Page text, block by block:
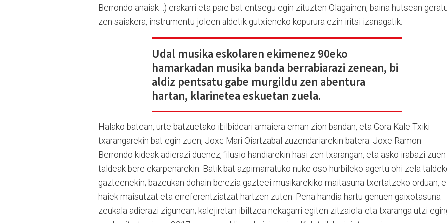
Berrondo anaiak…) erakarri eta pare bat entsegu egin zituzten Olagainen, baina hutsean geratu
zen saiakera, instrumentu joleen aldetik gutxieneko kopurura ezin iritsi izanagatik.
Udal musika eskolaren ekimenez 90eko
hamarkadan musika banda berrabiarazi zenean, bi
aldiz pentsatu gabe murgildu zen abentura
hartan, klarinetea eskuetan zuela.
Halako batean, urte batzuetako ibilbideari amaiera eman zion bandan, eta Gora Kale Txiki
txarangarekin bat egin zuen, Joxe Mari Oiartzabal zuzendariarekin batera. Joxe Ramon
Berrondo kideak adierazi duenez, “ilusio handiarekin hasi zen txarangan, eta asko irabazi zuen
taldeak bere ekarpenarekin. Batik bat azpimarratuko nuke oso hurbileko agertu ohi zela
gazteenekin; bazeukan dohain berezia gazteei musikarekiko maitasuna txertatzeko orduan,
haiek maisutzat eta erreferentziatzat hartzen zuten. Pena handia hartu genuen gaixotasuna
zeukala adierazi zigunean; kalejiretan ibiltzea nekagarri egiten zitzaiola-eta txaranga utzi